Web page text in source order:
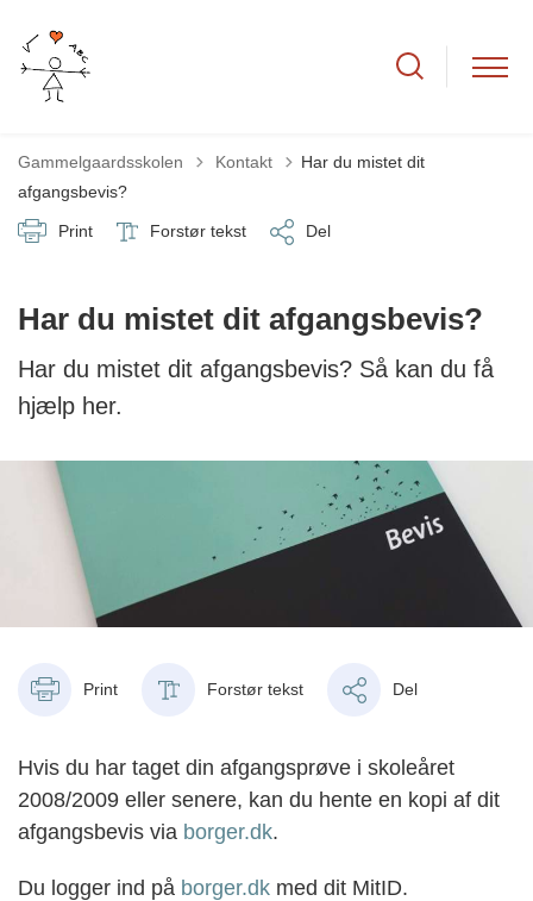
Gammelgaardsskolen Tilbage til
Kontakt
Har du mistet dit
afgangsbevis?
Print Forstør tekst Del
Har du mistet dit afgangsbevis?
Har du mistet dit afgangsbevis? Så kan du få
hjælp her.
Print Forstør tekst Del
Hvis du har taget din afgangsprøve i skoleåret
2008/2009 eller senere, kan du hente en kopi af dit
afgangsbevis via borger.dk.
Du logger ind på borger.dk med dit MitID.